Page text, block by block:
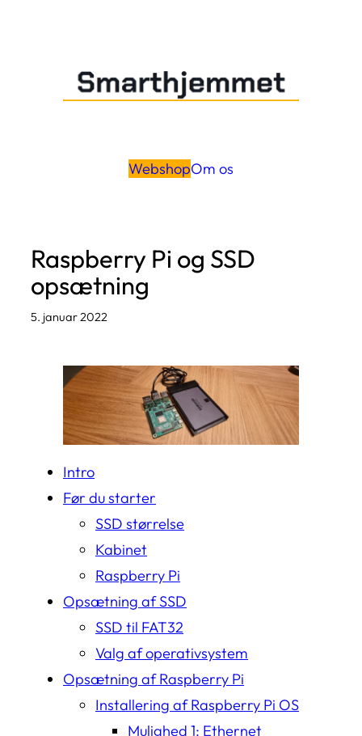
WebshopOm os
Raspberry Pi og SSD
opsætning
5. januar 2022
Intro
Før du starter
SSD størrelse
Kabinet
Raspberry Pi
Opsætning af SSD
SSD til FAT32
Valg af operativsystem
Opsætning af Raspberry Pi
Installering af Raspberry Pi OS
Mulighed 1: Ethernet